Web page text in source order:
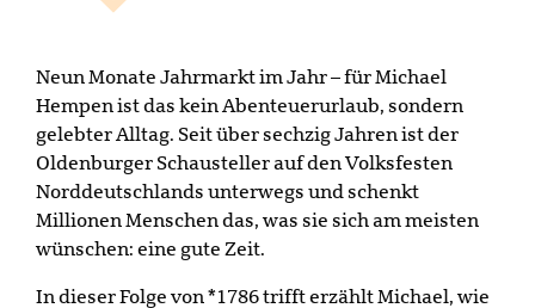
Neun Monate Jahrmarkt im Jahr – für Michael
Hempen ist das kein Abenteuerurlaub, sondern
gelebter Alltag. Seit über sechzig Jahren ist der
Oldenburger Schausteller auf den Volksfesten
Norddeutschlands unterwegs und schenkt
Millionen Menschen das, was sie sich am meisten
wünschen: eine gute Zeit.
In dieser Folge von *1786 trifft erzählt Michael, wie